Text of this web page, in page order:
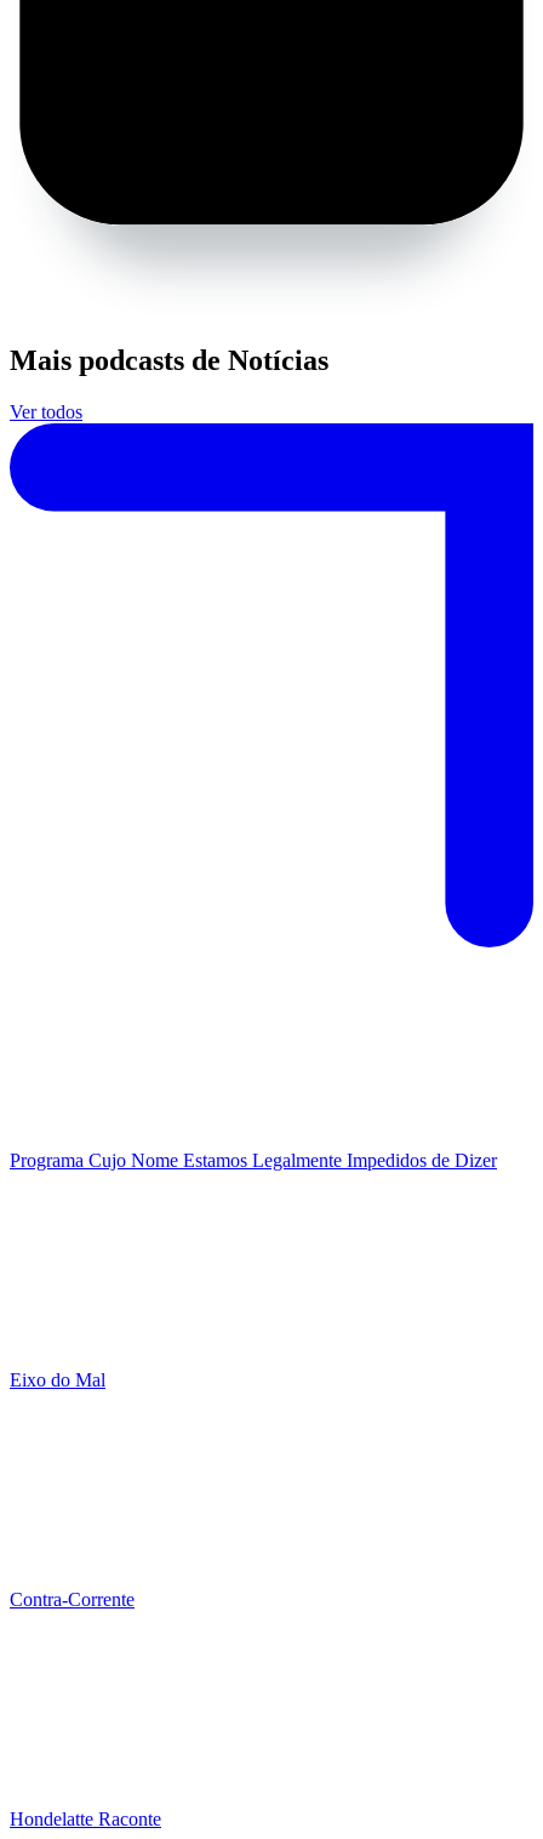
Mais podcasts de Notícias
Ver todos
Programa Cujo Nome Estamos Legalmente Impedidos de Dizer
Eixo do Mal
Contra-Corrente
Hondelatte Raconte